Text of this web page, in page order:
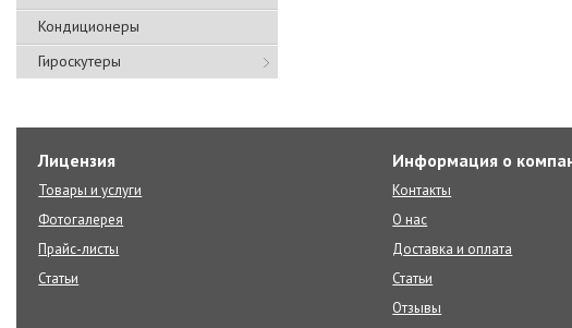
Кондиционеры
Гироскутеры
Лицензия
Товары и услуги
Фотогалерея
Прайс-листы
Статьи
Информация о
Контакты
О нас
Доставка и оплата
Статьи
Отзывы